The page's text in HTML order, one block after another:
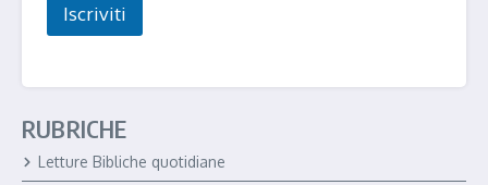
Iscriviti
RUBRICHE
Letture Bibliche quotidiane